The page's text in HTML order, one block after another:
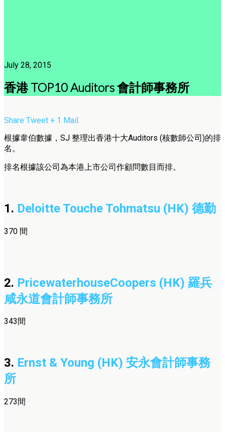
July 28, 2015
香港 TOP10 Auditors 會計師事務所
Share Tweet + 1 Mail
根據韋伯數據，SJ 整理出香港十大Auditors (核數師公司)的排
名。
排名根據該公司為本港上市公司作顧問數目而排。
1. Deloitte Touche Tohmatsu (HK) 德勤
370 間
2. PricewaterhouseCoopers (HK) 羅兵
咸永道會計師事務所
343間
3. Ernst & Young (HK) 安永會計師事務
所
273間